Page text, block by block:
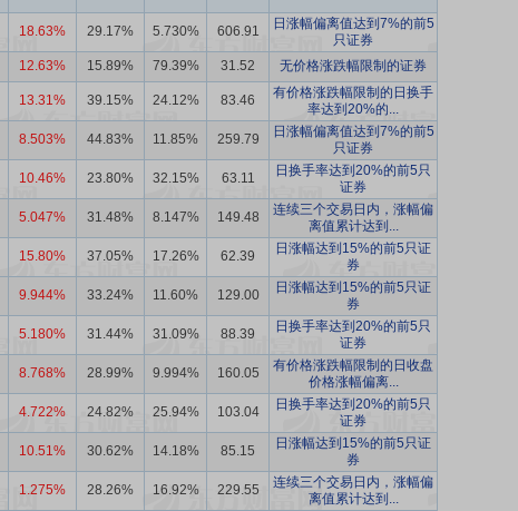
18.63% 29.17% 5.730% 606.91
日涨幅偏离值达到7%的前5
只证券
12.63% 15.89% 79.39% 31.52 无价格涨跌幅限制的证券
13.31% 39.15% 24.12% 83.46
有价格涨跌幅限制的日换手
率达到20%的...
8.503% 44.83% 11.85% 259.79
日涨幅偏离值达到7%的前5
只证券
10.46% 23.80% 32.15% 63.11
日换手率达到20%的前5只
证券
5.047% 31.48% 8.147% 149.48
连续三个交易日内，涨幅偏
离值累计达到...
15.80% 37.05% 17.26% 62.39
日涨幅达到15%的前5只证
券
9.944% 33.24% 11.60% 129.00
日涨幅达到15%的前5只证
券
5.180% 31.44% 31.09% 88.39
日换手率达到20%的前5只
证券
8.768% 28.99% 9.994% 160.05
有价格涨跌幅限制的日收盘
价格涨幅偏离...
4.722% 24.82% 25.94% 103.04
日换手率达到20%的前5只
证券
10.51% 30.62% 14.18% 85.15
日涨幅达到15%的前5只证
券
1.275% 28.26% 16.92% 229.55
连续三个交易日内，涨幅偏
离值累计达到...